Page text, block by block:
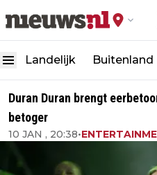
Landelijk Buitenland
Duran Duran brengt
betoger
10 JAN , 20:38•